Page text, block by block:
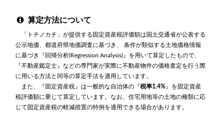
算定方法について
「トチノカチ」が提供する固定資産税評価額は国土交通省が公表する
公示地価、都道府県地価調査に基づき、 条件が類似する土地価格情報
に基づき『回帰分析(Regression Analysis)』を用いて算定したもので、
『不動産鑑定士』などの専門家が実際に不動産物件の価格査定を行う際
に用いる方法と同等の算定手法を適用しています。
また、『固定資産税』は一般的な自治体の『 税率1.4%』を固定資産
税評価額に乗じて算定しています。なお、住宅用地等の土地の種類に応
じて固定資産税の軽減措置の特例を適用できる場合があります。